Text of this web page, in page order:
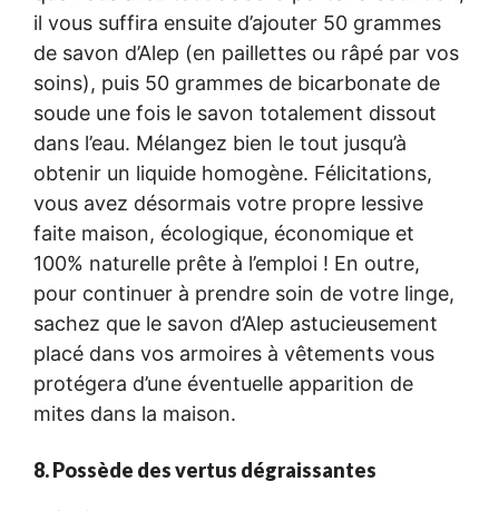
il vous suffira ensuite d’ajouter 50 grammes
de savon d’Alep (en paillettes ou râpé par vos
soins), puis 50 grammes de bicarbonate de
soude une fois le savon totalement dissout
dans l’eau. Mélangez bien le tout jusqu’à
obtenir un liquide homogène. Félicitations,
vous avez désormais votre propre lessive
faite maison, écologique, économique et
100% naturelle prête à l’emploi ! En outre,
pour continuer à prendre soin de votre linge,
sachez que le savon d’Alep astucieusement
placé dans vos armoires à vêtements vous
protégera d’une éventuelle apparition de
mites dans la maison.
8. Possède des vertus dégraissantes